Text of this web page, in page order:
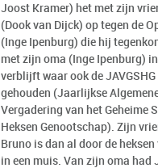
Joost Kramer) het met zijn
(Dook van Dijck) op tegen de
(Inge Ipenburg) die hij
met zijn oma (Inge Ipenburg) in
verblijft waar ook de
gehouden (Jaarlijkse
Vergadering van het Geheime
Heksen Genootschap). Zijn
Bruno is dan al door de heksen
in een muis. Van zijn oma had